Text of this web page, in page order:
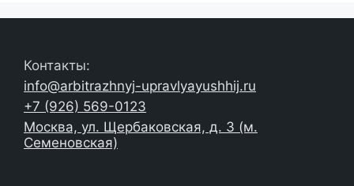
Контакты:
info@arbitrazhnyj-upravlyayushhij.ru
+7 (926) 569-0123
Москва, ул. Щербаковская, д. 3 (м.
Семеновская)